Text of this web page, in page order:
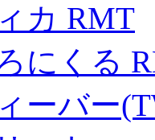
カ RMT
にくる
ーバー